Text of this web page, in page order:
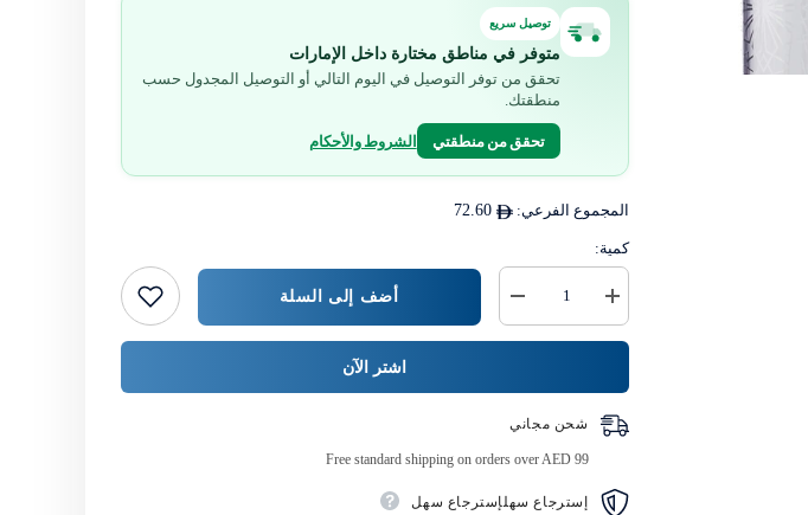
توصيل سريع
متوفر في مناطق مختارة داخل الإمارات
تحقق من توفر التوصيل في اليوم التالي أو التوصيل المجدول حسب
منطقتك.
تحقق من منطقتي الشروط والأحكام
المجموع الفرعي: 72.60
كمية:
كمية
{{
زيادة
كمية
ورق
(تغليف
أضف إلى السلة
اشتر الآن
شحن مجاني
Free standard shipping on orders over AED 99
إسترجاع سهلإسترجاع سهل